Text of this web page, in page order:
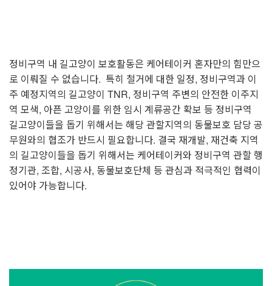
정비구역 내 길고양이 보호활동은 케어테이커 혼자만의 힘만으
로 이뤄질 수 없습니다. 특히 철거에 대한 일정, 정비구역과 이
주 예정지역의 길고양이 TNR, 정비구역 주변의 안전한 이주지
역 모색, 아픈 고양이를 위한 임시 계류공간 확보 등 정비구역
길고양이들을 돕기 위해서는 해당 관할지역의 동물보호 담당 공
무원와의 협조가 반드시 필요합니다. 결국 재개발, 재건축 지역
의 길고양이들을 돕기 위해서는 케어테이커와 정비구역 관할 행
정기관, 조합, 시공사, 동물보호단체 등 관심과 적극적인 협력이
있어야 가능합니다.